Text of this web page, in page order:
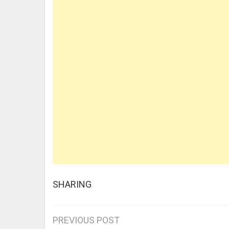
SHARING
PREVIOUS POST